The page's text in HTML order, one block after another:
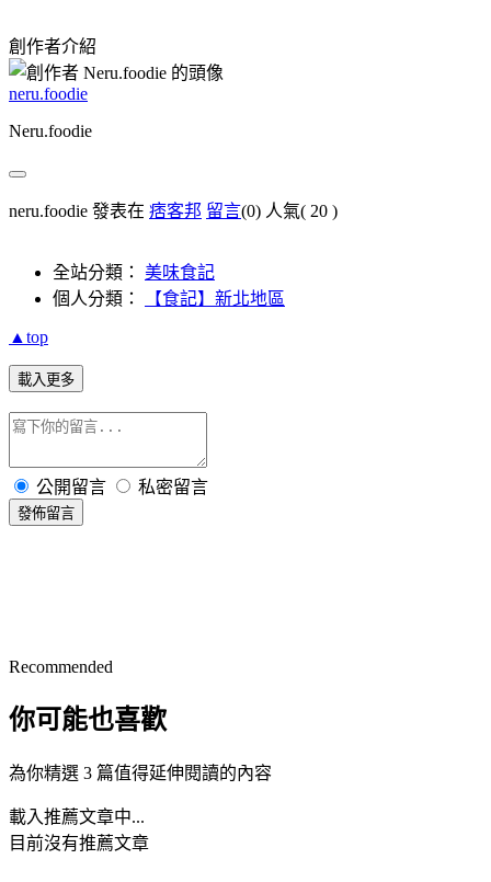
創作者介紹
neru.foodie
Neru.foodie
neru.foodie 發表在 痞客邦 留言(0) 人氣( 20 )
全站分類： 美味食記
個人分類：
【食記】新北地區
▲top
載入更多
公開留言 私密留言
發佈留言
Recommended
你可能也喜歡
為你精選 3 篇值得延伸閱讀的內容
載入推薦文章中...
目前沒有推薦文章